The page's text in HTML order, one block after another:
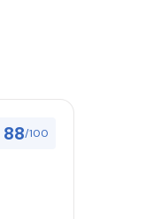
88/100